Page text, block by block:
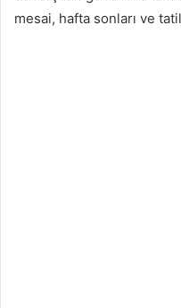
mesai, hafta sonları ve